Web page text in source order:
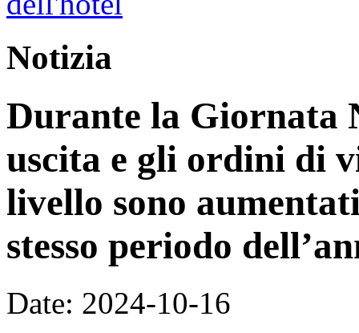
Notizia
Durante la Giornata
uscita e gli ordini di
livello sono
stesso periodo
Date: 2024-10-16